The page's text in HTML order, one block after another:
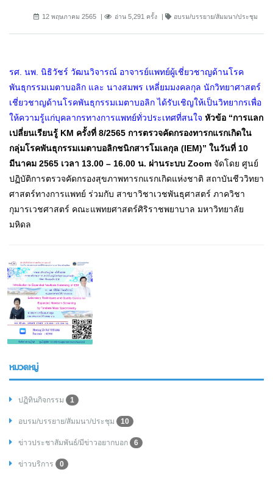
12 พฤษภาคม 2565 อ่าน 5,291 ครั้ง อบรม/บรรยาย/สัมมนา/ประชุม
รศ. นพ. นิธิวัชร์ วัฒนวิจารณ์ อาจารย์แพทย์ผู้เชี่ยวชาญด้านโรค
พันธุกรรมเมตาบอลิก และ นางสมพร เหลี่ยมมงคลกุล นักวิทยาศาสตร์
เชี่ยวชาญด้านโรคพันธุกรรมเมตาบอลิก ได้รับเชิญให้เป็นวิทยากรเพื่อ
ให้ความรู้แก่บุคลากรทางการแพทย์ทั่วประเทศที่สนใจ หัวข้อ “การแลก
เปลี่ยนเรียนรู้ KM ครั้งที่ 8/2565 การตรวจคัดกรองทารกแรกเกิดใน
กลุ่มโรคพันธุกรรมเมตาบอลิกชนิกสารโมเลกุล (IEM)” ในวันที่ 10
มีนาคม 2565 เวลา 13.00 – 16.00 น. ผ่านระบบ Zoom จัดโดย ศูนย์
ปฏิบัติการตรวจคัดกรองสุขภาพทารกแรกเกิดแห่งชาติ สถาบันชีววิทยา
ศาสตร์ทางการแพทย์ ร่วมกับ สาขาวิชาเวชพันธุศาสตร์ ภาควิชา
กุมารเวชศาสตร์ คณะแพทยศาสตร์ศิริราชพยาบาล มหาวิทยาลัย
มหิดล
หมวดหมู่
ปฏิทินกิจกรรม 1
อบรม/บรรยาย/สัมมนา/ประชุม 10
ข่าวประชาสัมพันธ์/มีข่าวอยากบอก 6
ข่าวบริการ 0